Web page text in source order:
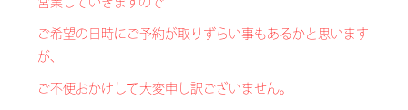
ご希望の日時にご予約が取りずらい事もあるかと思います
が、
ご不便おかけして大変申し訳ございません。